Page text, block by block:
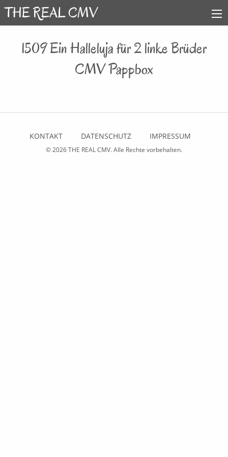
1509 Ein Halleluja für 2 linke Brüder
CMV Pappbox
KONTAKT DATENSCHUTZ IMPRESSUM
© 2026THE REAL CMV. Alle Rechte vorbehalten.